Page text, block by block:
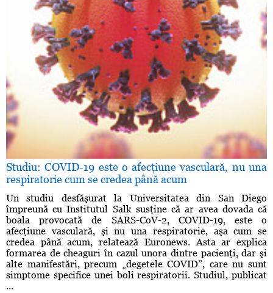
Studiu: COVID-19 este o afecţiune vasculară, nu una
respiratorie cum se credea până acum
Un studiu desfăşurat la Universitatea din San Diego
împreună cu Institutul Salk susţine că ar avea dovada că
boala provocată de SARS-CoV-2, COVID-19, este o
afecţiune vasculară, şi nu una respiratorie, aşa cum se
credea până acum, relatează Euronews. Asta ar explica
formarea de cheaguri în cazul unora dintre pacienţi, dar şi
alte manifestări, precum „degetele COVID”, care nu sunt
simptome specifice unei boli respiratorii. Studiul, publicat
...